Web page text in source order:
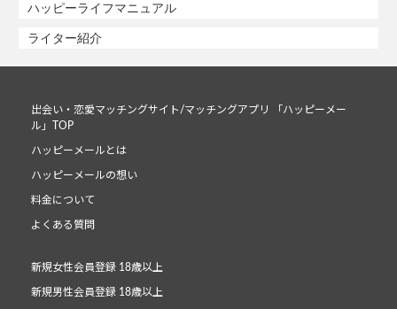
ハッピーライフマニュアル
ライター紹介
出会い・恋愛マッチングサイト/マッチングアプリ 「ハッピーメー
ル」TOP
ハッピーメールとは
ハッピーメールの想い
料金について
よくある質問
新規女性会員登録 18歳以上
新規男性会員登録 18歳以上